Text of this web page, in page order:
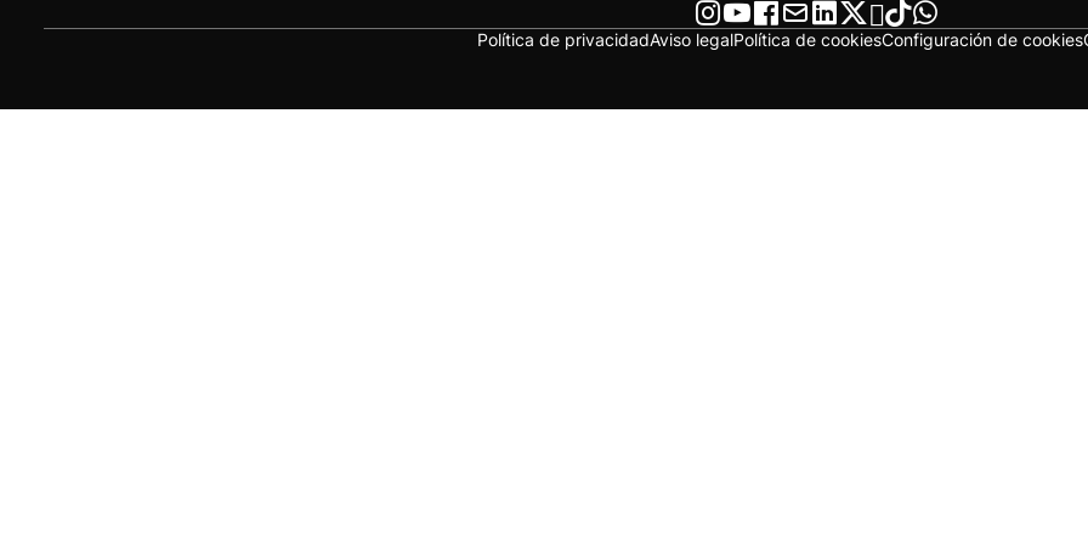
Política de privacidadAviso legalPolítica de cookiesConfiguración de cookies